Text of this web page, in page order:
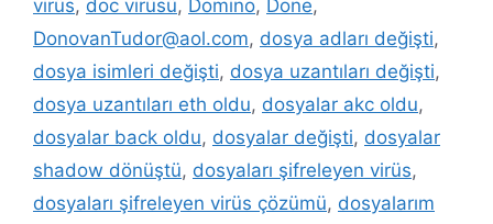
virüs, doc virüsü, Domino, Done,
DonovanTudor@aol.com, dosya adları değişti,
dosya isimleri değişti, dosya uzantıları değişti,
dosya uzantıları eth oldu, dosyalar akc oldu,
dosyalar back oldu, dosyalar değişti, dosyalar
shadow dönüştü, dosyaları şifreleyen virüs,
dosyaları şifreleyen virüs çözümü, dosyalarım